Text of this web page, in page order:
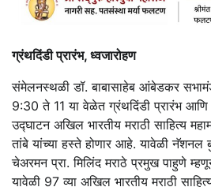
ग्रंथदिंडी प्रारंभ, ध्वजारोहण
संमेलनस्थळी डॉ. बाबासाहेब आंबेडकर
9:30 ते 11 या वेळेत ग्रंथदिंडी प्रारंभ आणि
उद्घाटन अखिल भारतीय मराठी साहित्य
तांबे यांच्या हस्ते होणार आहे. यावेळी
चेअरमन प्रा. मिलिंद मराठे प्रमुख पाहुणे
यावेळी 97 व्या अखिल भारतीय मराठी